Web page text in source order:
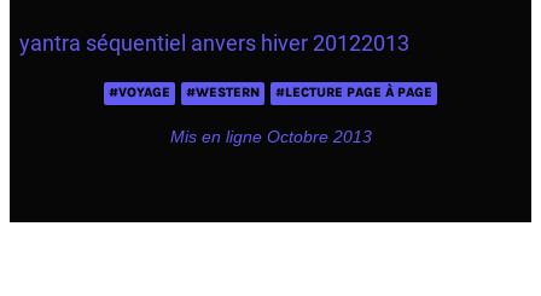
yantra séquentiel anvers hiver 20122013
#VOYAGE #WESTERN #LECTURE PAGE À PAGE
Mis en ligne Octobre 2013